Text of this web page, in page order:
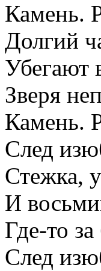
Камень.
Долгий
Убегают
Зверя
Камень.
След
Стежка,
И
Где-то
След